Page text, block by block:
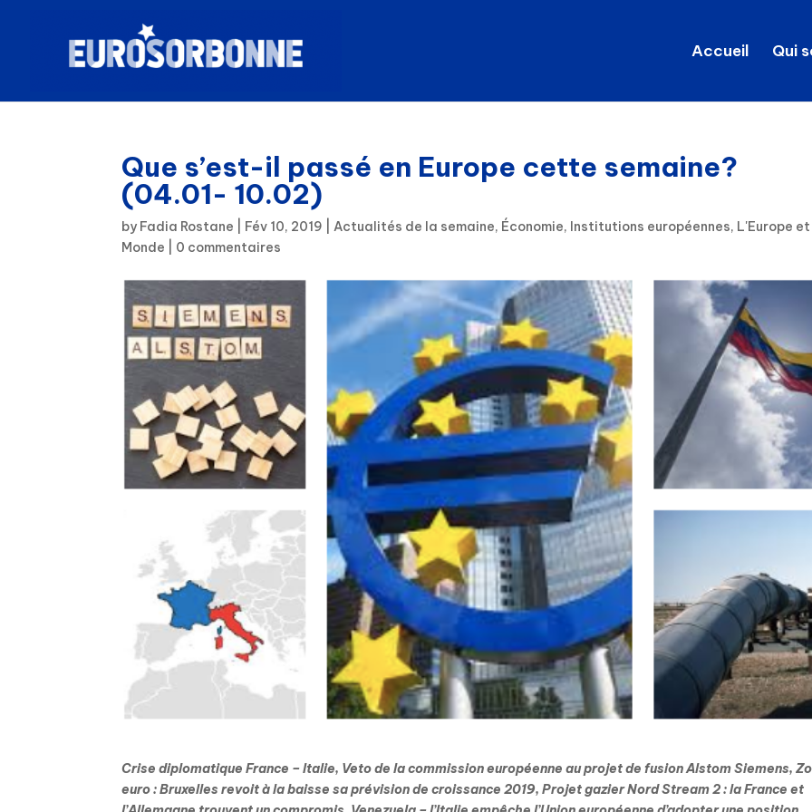
Accueil Qui
Que s’est-il passé en Europe cette semaine?
(04.01- 10.02)
by Fadia Rostane Fév 10, 2019 |Actualités de la semaine, Économie, Institutions européennes, L'Europe
Monde
0 commentaires
Crise diplomatique France – Italie, Veto de la commission européenne au projet de fusion Alstom Siemens,
euro : Bruxelles revoit à la baisse sa prévision de croissance 2019,Projet gazier Nord Stream 2 : la France et